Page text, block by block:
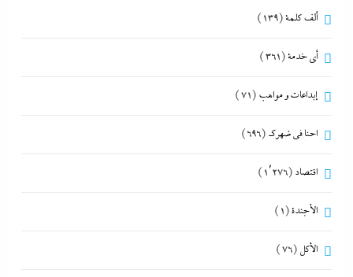
ألف كلمة(139)
أي خدمة(361)
إبداعات و مواهب (71)
احنا في ضهرك (696)
اقتصاد (1٬276)
الأجندة(1)
الأكل (76)